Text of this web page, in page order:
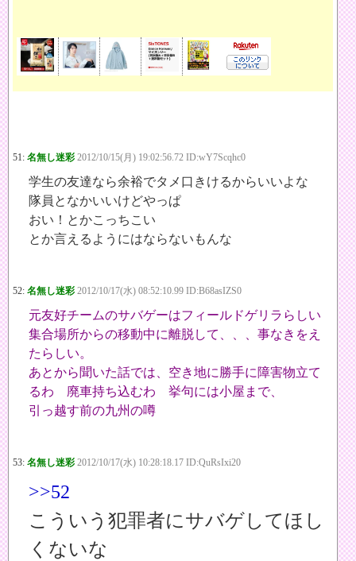
51: 名無し迷彩 2012/10/15(月) 19:02:56.72 ID:wY7Scqhc0
学生の友達なら余裕でタメ口きけるからいいよな
隊員となかいいけどやっぱ
おい！とかこっちこい
とか言えるようにはならないもんな
52: 名無し迷彩 2012/10/17(水) 08:52:10.99 ID:B68asIZS0
元友好チームのサバゲーはフィールドゲリラらしい
集合場所からの移動中に離脱して、、、事なきをえ
たらしい。
あとから聞いた話では、空き地に勝手に障害物立て
るわ 廃車持ち込むわ 挙句には小屋まで、
引っ越す前の九州の噂
53: 名無し迷彩 2012/10/17(水) 10:28:18.17 ID:QuRsIxi20
>>52
こういう犯罪者にサバゲしてほし
くないな